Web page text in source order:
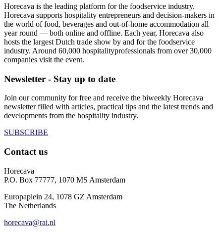
Horecava is the leading platform for the foodservice industry.
Horecava supports hospitality entrepreneurs and decision-makers in
the world of food, beverages and out-of-home accommodation all
year round — both online and offline. Each year, Horecava also
hosts the largest Dutch trade show by and for the foodservice
industry. Around 60,000 hospitalityprofessionals from over 30,000
companies visit the event.
Newsletter - Stay up to date
Join our community for free and receive the biweekly Horecava
newsletter filled with articles, practical tips and the latest trends and
developments from the hospitality industry.
SUBSCRIBE
Contact us
Horecava
P.O. Box 77777, 1070 MS Amsterdam
Europaplein 24, 1078 GZ Amsterdam
The Netherlands
horecava@rai.nl